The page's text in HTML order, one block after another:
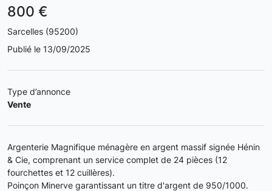
800 €
Sarcelles (95200)
Publié le 13/09/2025
Type d’annonce
Vente
Argenterie Magnifique ménagère en argent massif signée Hénin
& Cie, comprenant un service complet de 24 pièces (12
fourchettes et 12 cuillères).
Poinçon Minerve garantissant un titre d'argent de 950/1000.